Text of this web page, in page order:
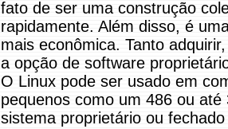
fato de ser uma construção
rapidamente. Além disso, é
mais econômica. Tanto
a opção de software
O Linux pode ser usado em
pequenos como um 486 ou até
sistema proprietário ou